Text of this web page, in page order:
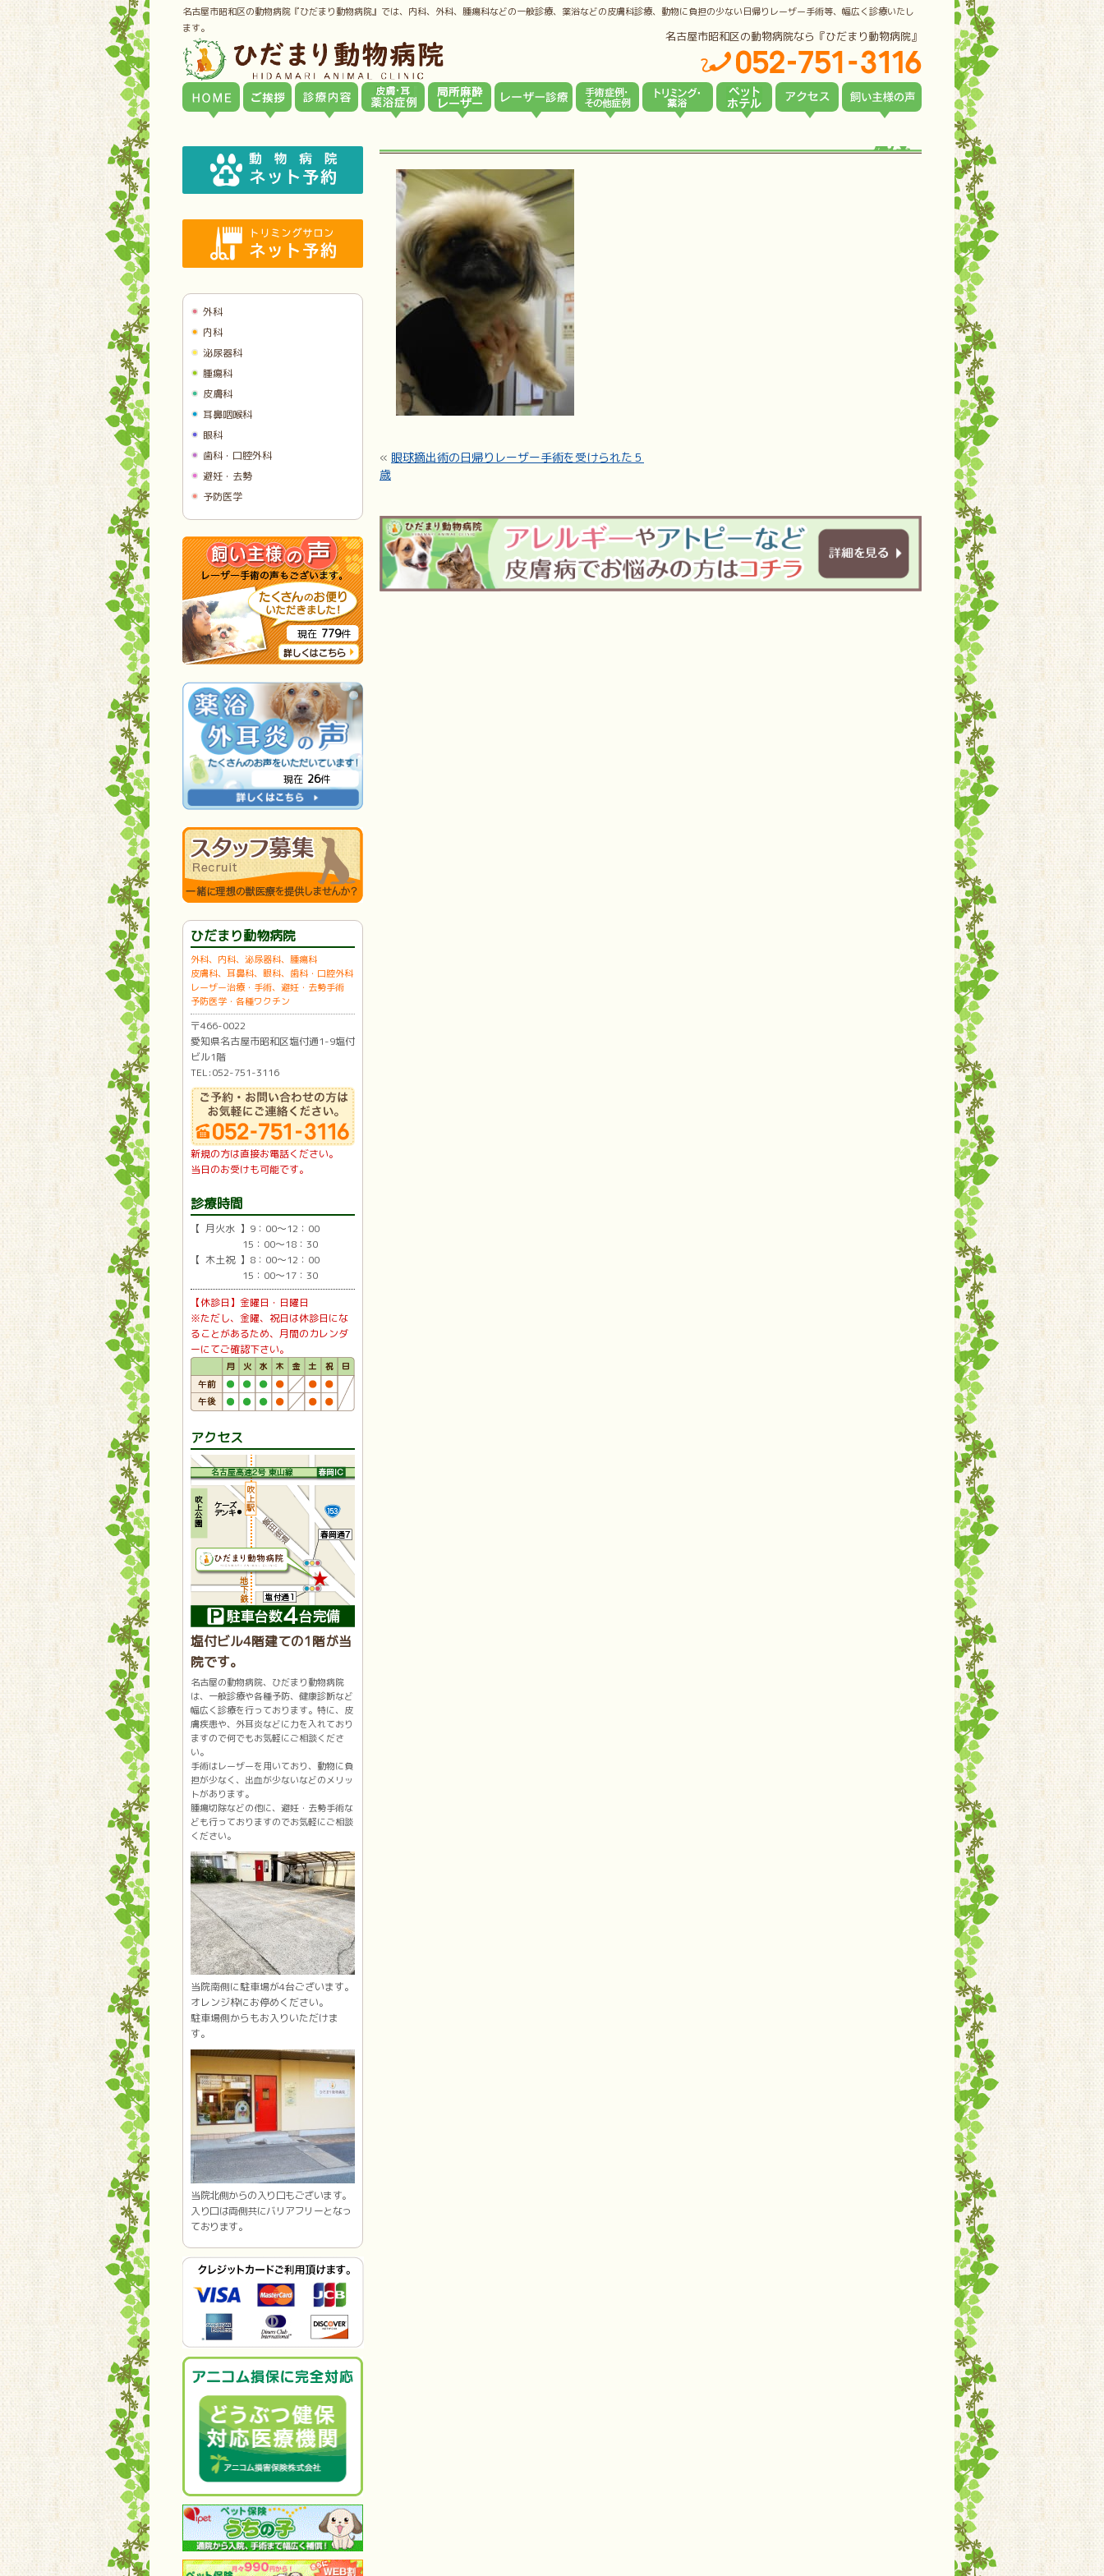
名古屋市昭和区の動物病院『ひだまり動物病院』では、内科、外科、腫瘍科などの一般診療、薬浴などの皮膚科診療、動物に負担の少ない日帰りレーザー手術等、幅広く診療いたし
ます。
名古屋市昭和区の動物病院なら『ひだまり動物病院』
« 眼球摘出術の日帰りレーザー手術を受けられた５
歳
外科
内科
泌尿器科
腫瘍科
皮膚科
耳鼻咽喉科
眼科
歯科・口腔外科
避妊・去勢
予防医学
現在 779件
現在 26件
ひだまり動物病院
外科、内科、泌尿器科、腫瘍科
皮膚科、耳鼻科、眼科、歯科・口腔外科
レーザー治療・手術、避妊・去勢手術
予防医学・各種ワクチン
〒466-0022
愛知県名古屋市昭和区塩付通1-9塩付
ビル1階
TEL:052-751-3116
新規の方は直接お電話ください。
当日のお受けも可能です。
診療時間
【 月火水 】9：00〜12：00
15：00〜18：30
【 木土祝 】8：00〜12：00
15：00〜17：30
【休診日】金曜日・日曜日
※ただし、金曜、祝日は休診日にな
ることがあるため、月間のカレンダ
ーにてご確認下さい。
アクセス
塩付ビル4階建ての1階が当
院です。
名古屋の動物病院、ひだまり動物病院
は、一般診療や各種予防、健康診断など
幅広く診療を行っております。特に、皮
膚疾患や、外耳炎などに力を入れており
ますので何でもお気軽にご相談くださ
い。
手術はレーザーを用いており、動物に負
担が少なく、出血が少ないなどのメリッ
トがあります。
腫瘍切除などの他に、避妊・去勢手術な
ども行っておりますのでお気軽にご相談
ください。
当院南側に駐車場が4台ございます。
オレンジ枠にお停めください。
駐車場側からもお入りいただけま
す。
当院北側からの入り口もございます。
入り口は両側共にバリアフリーとなっ
ております。